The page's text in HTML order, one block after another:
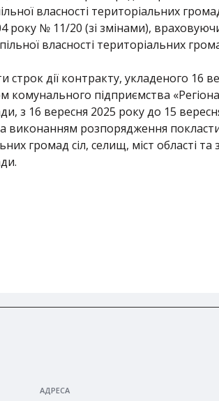
власності територіальних
року № 11/20 (зі змінами),
власності територіальних
строк дії контракту, укладеного
комунального підприємства
з 16 вересня 2025 року до 15
виконанням розпорядження покласти
громад сіл, селищ, міст області
АДРЕСА